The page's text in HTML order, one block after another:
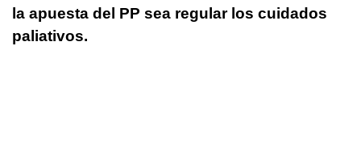
la apuesta del PP sea regular los cuidados
paliativos.